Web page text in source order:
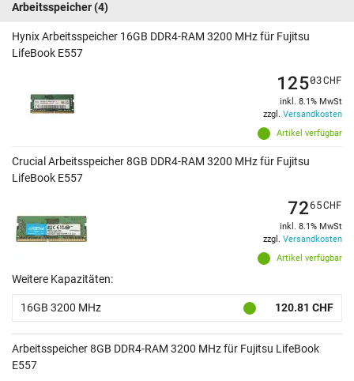
Arbeitsspeicher(4)
Hynix Arbeitsspeicher 16GB DDR4-RAM 3200 MHz für Fujitsu
LifeBook E557
Artikel verfügbar
12503CHF
inkl. 8.1% MwSt
zzgl. Versandkosten
Crucial Arbeitsspeicher 8GB DDR4-RAM 3200 MHz für Fujitsu
LifeBook E557
Artikel verfügbar
7265CHF
inkl. 8.1% MwSt
zzgl. Versandkosten
Weitere Kapazitäten:
16GB 3200 MHz 120.81 CHF
Arbeitsspeicher 8GB DDR4-RAM 3200 MHz für Fujitsu LifeBook
E557